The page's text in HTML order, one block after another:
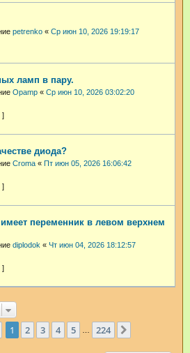
petrenko « Ср июн 10, 2026 19:19:17
ламп в пару.
Opamp « Ср июн 10, 2026 03:02:20
диода?
Croma « Пт июн 05, 2026 16:06:42
переменник в левом верхнем
diplodok « Чт июн 04, 2026 18:12:57
Страница из 224
1 2 3 4 5 224